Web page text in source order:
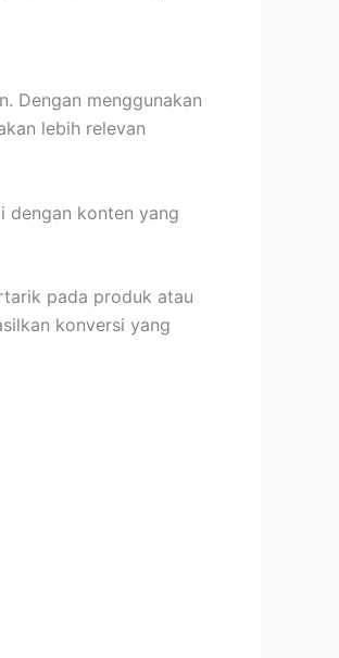
Dengan menggunakan
lebih relevan
dengan konten yang
pada produk atau
konversi yang